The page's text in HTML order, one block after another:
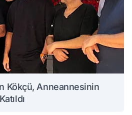
Kökçü, Anneannesinin